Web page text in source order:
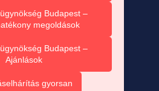
Budapest –
megoldások
Budapest –
Ajánlások
gyorsan